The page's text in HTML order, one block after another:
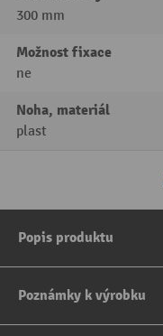
300 mm
Možnost fixace
ne
Noha, materiál
plast
Popis produktu
Poznámky k výrobku